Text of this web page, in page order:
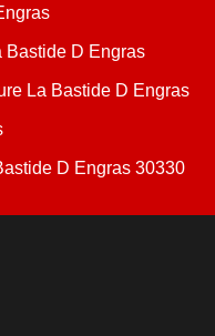
Bastide D Engras
La Bastide D Engras
D Engras 30330